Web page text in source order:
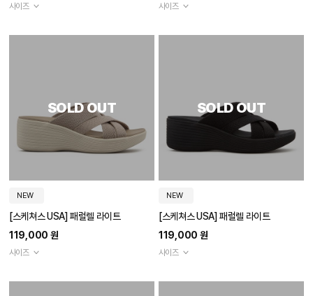
사이즈 사이즈
SOLD OUT
NEW
[스케쳐스 USA] 패럴렐 라이트
119,000 원
사이즈
SOLD OUT
NEW
[스케쳐스 USA] 패럴렐 라이트
119,000 원
사이즈